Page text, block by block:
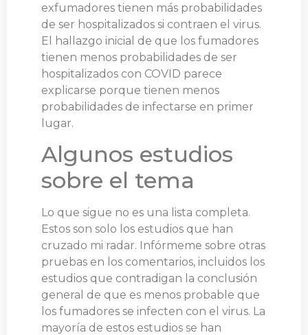
exfumadores tienen más probabilidades
de ser hospitalizados si contraen el virus.
El hallazgo inicial de que los fumadores
tienen menos probabilidades de ser
hospitalizados con COVID parece
explicarse porque tienen menos
probabilidades de infectarse en primer
lugar.
Algunos estudios
sobre el tema
Lo que sigue no es una lista completa.
Estos son solo los estudios que han
cruzado mi radar. Infórmeme sobre otras
pruebas en los comentarios, incluidos los
estudios que contradigan la conclusión
general de que es menos probable que
los fumadores se infecten con el virus. La
mayoría de estos estudios se han